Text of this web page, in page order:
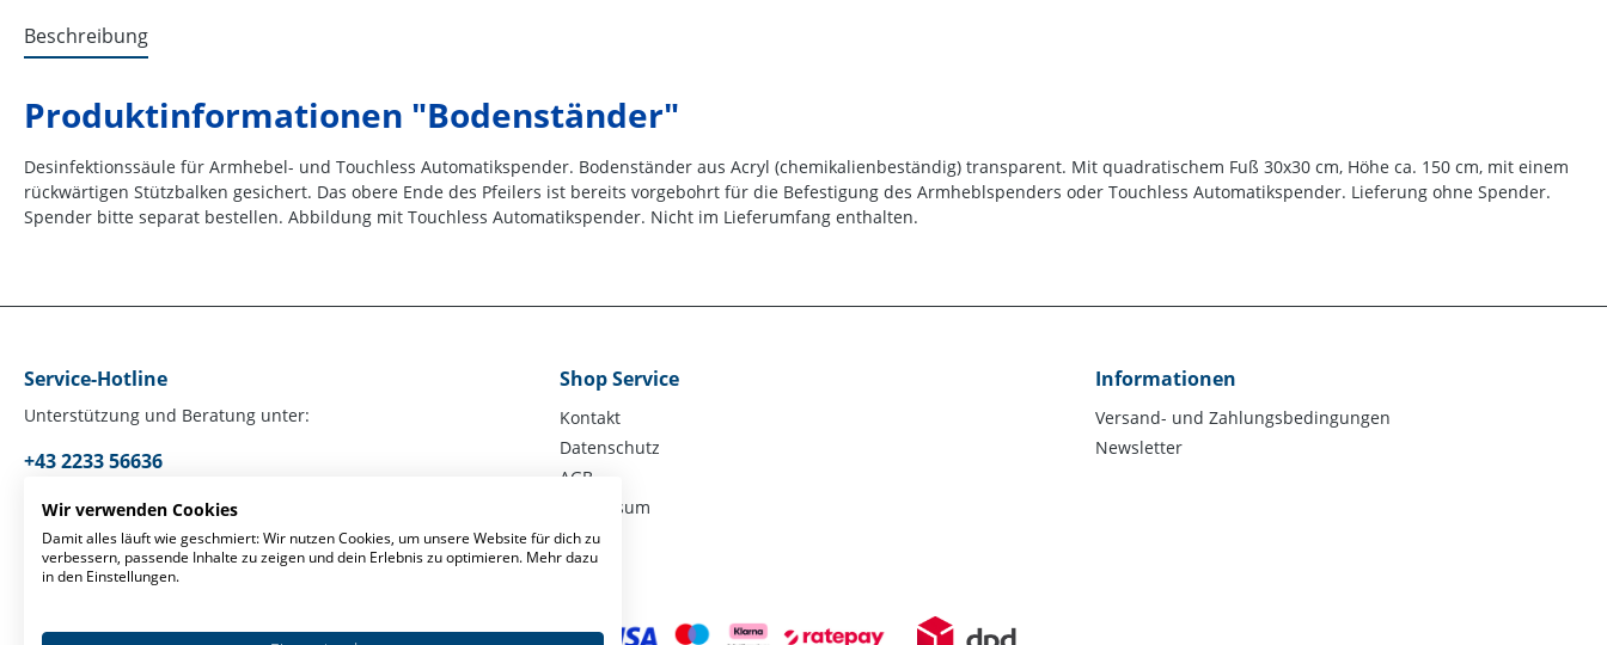
Beschreibung
Produktinformationen "Bodenständer"
Desinfektionssäule für Armhebel- und Touchless Automatikspender. Bodenständer aus Acryl (chemikalienbeständig) transparent. Mit quadratischem Fuß 30x30 cm, Höhe ca. 150 cm, mit einem
rückwärtigen Stützbalken gesichert. Das obere Ende des Pfeilers ist bereits vorgebohrt für die Befestigung des Armheblspenders oder Touchless Automatikspender. Lieferung ohne Spender.
Spender bitte separat bestellen. Abbildung mit Touchless Automatikspender. Nicht im Lieferumfang enthalten.
Service-Hotline
Unterstützung und Beratung unter:
+43 2233 56636
Mo-Fr, 09:00 - 17:00 Uhr
Oder über unserKontaktformular.
Shop Service
Kontakt
Datenschutz
AGB
Impressum
Informationen
Versand- und Zahlungsbedingungen
Newsletter
Wir verwenden Cookies
Damit alles läuft wie geschmiert: Wir nutzen Cookies, um unsere Website für dich zu
verbessern, passende Inhalte zu zeigen und dein Erlebnis zu optimieren. Mehr dazu
in den Einstellungen.